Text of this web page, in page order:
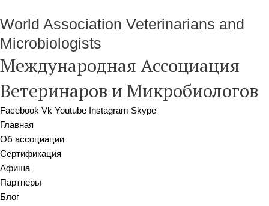
World Association Veterinarians and
Microbiologists
Международная Ассоциация
Ветеринаров и Микробиологов
Facebook Vk Youtube Instagram Skype
Главная
Об ассоциации
Сертификация
Афиша
Партнеры
Блог